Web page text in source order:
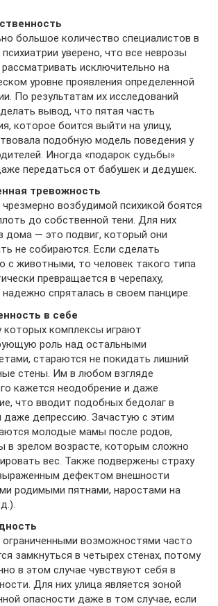
большое количество специалистов в
уверено, что все неврозы
исключительно на
уровне проявления определенной
По результатам их исследований
вывод, что пятая часть
которое боится выйти на улицу,
подобную модель поведения у
Иногда «подарок судьбы»
передаться от бабушек и дедушек.
тревожность
возбудимой психикой боятся
до собственной тени. Для них
дома — это подвиг, который они
не собираются. Если сделать
с животными, то человек такого типа
превращается в черепаху,
спряталась в своем панцире.
в себе
которых комплексы играют
роль над остальными
стараются не покидать лишний
стены. Им в любом взгляде
кажется неодобрение и даже
что вводит подобных бедолаг в
даже депрессию. Зачастую с этим
молодые мамы после родов,
в зрелом возрасте, которым сложно
вес. Также подвержены страху
дефектом внешности
родимыми пятнами, наростами на
возможностями часто
замкнуться в четырех стенах, потому
в этом случае чувствуют себя в
Для них улица является зоной
опасности даже в том случае, если